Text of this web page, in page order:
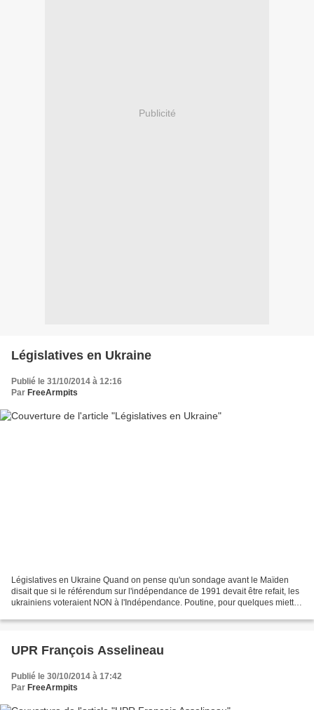
Publicité
Législatives en Ukraine
Publié le 31/10/2014 à 12:16
Par FreeArmpits
Législatives en Ukraine Quand on pense qu'un sondage avant le Maïden
disait que si le référendum sur l'indépendance de 1991 devait être refait, les
ukrainiens voteraient NON à l'Indépendance. Poutine, pour quelques miettes
UPR François Asselineau
Publié le 30/10/2014 à 17:42
Par FreeArmpits